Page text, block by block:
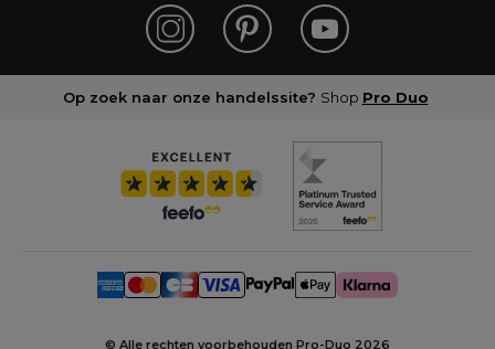
Op zoek naar onze handelssite? Shop Pro Duo
© Alle rechten voorbehouden Pro-Duo 2026